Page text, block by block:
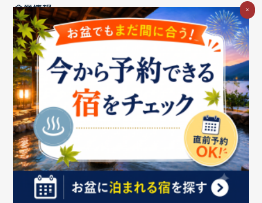
企業情報
ご利用中の方
お問い合わせ消費税の表示 ウェブアクセシビリティの取り組み
個人情報保護ポリシープライバシーポータル
Cookieポリシー
特定商取引法に基づく表記情報セキュリティ基本方針
商標についてBIGLOBEトップ
Copyright ©BIGLOBE Inc. 2026.All rights reserved.
×